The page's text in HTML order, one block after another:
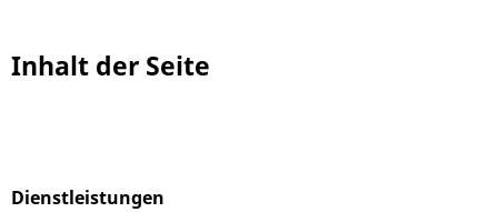
Inhalt der Seite
Dienstleistungen